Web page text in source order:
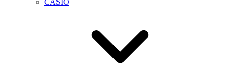
CASIO